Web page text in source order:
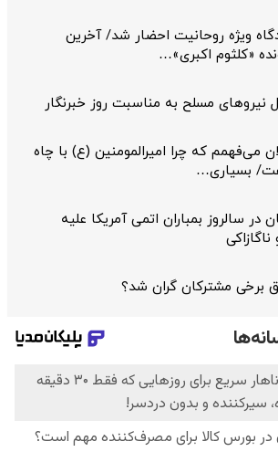
ویژه روحانیت احضار شد/ آخرین
«کلثوم اکبری»…
نیروهای مسلح به مناسبت روز خبرنگار
می‌فهمم که چرا امیرالمومنین (ع) با چاه
بسیاری…
در سالروز بمباران اتمی آمریکا علیه
برخی مشترکان گران شد؟